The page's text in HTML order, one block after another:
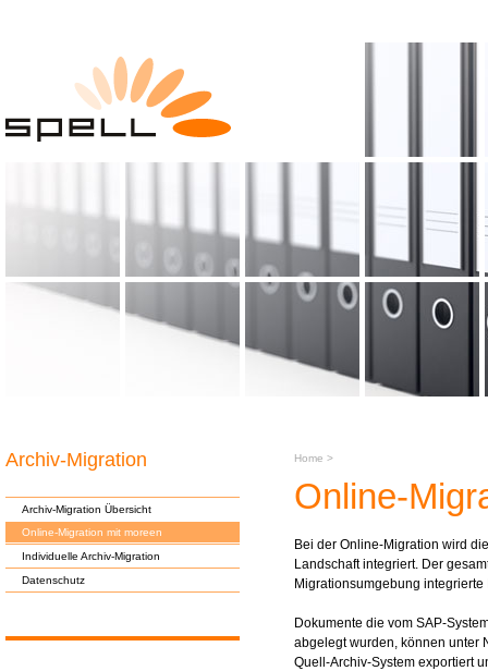
Archiv-Migration
Archiv-Migration Übersicht
Online-Migration mit moreen
Individuelle Archiv-Migration
Datenschutz
Home >
Online-
Bei der Online-Migration wird
Landschaft integriert. Der
Migrationsumgebung
Dokumente die vom SAP-
abgelegt wurden, können unter
Quell-Archiv-System exportiert